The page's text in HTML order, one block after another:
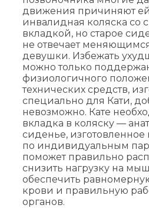
движения причиняют ей
инвалидная коляска со
вкладкой, но старое
не отвечает
девушки. Избежать
можно только
физиологичного
технических средств,
специально для Кати,
невозможно. Кате
вкладка в коляску —
сиденье, изготовленное
по индивидуальным
поможет правильно
снизить нагрузку на
обеспечить
крови и правильную
органов.